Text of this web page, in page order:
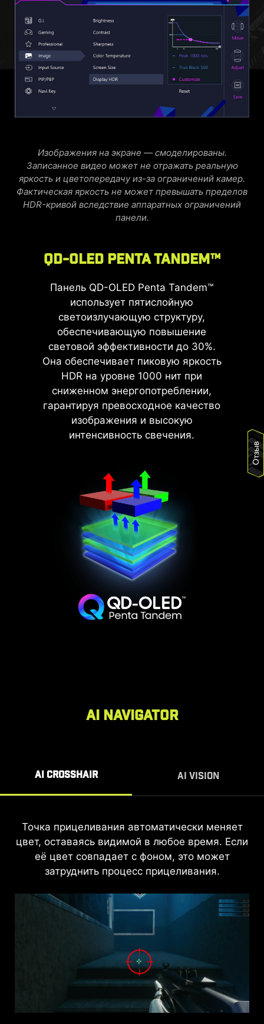
Изображения на экране — смоделированы.
Записанное видео может не отражать реальную
яркость и цветопередачу из-за ограничений камер.
Фактическая яркость не может превышать пределов
HDR-кривой вследствие аппаратных ограничений
панели.
QD-OLED Penta Tandem™
Панель QD-OLED Penta Tandem™
использует пятислойную
светоизлучающую структуру,
обеспечивающую повышение
световой эффективности до 30%.
Она обеспечивает пиковую яркость
HDR на уровне 1000 нит при
сниженном энергопотреблении,
гарантируя превосходное качество
изображения и высокую
интенсивность свечения.
AI NAVIGATOR
AI CROSSHAIR AI VISION
Точка прицеливания автоматически меняет
цвет, оставаясь видимой в любое время. Если
её цвет совпадает с фоном, это может
затруднить процесс прицеливания.
Новая технология AI Vision не только
раскрывает детали в тёмных областях, но и
повышает общую яркость и насыщенность
цветов, добавляя яркости вашему дню.
AI VISION Выкл AI VISION Вкл
Отзыв